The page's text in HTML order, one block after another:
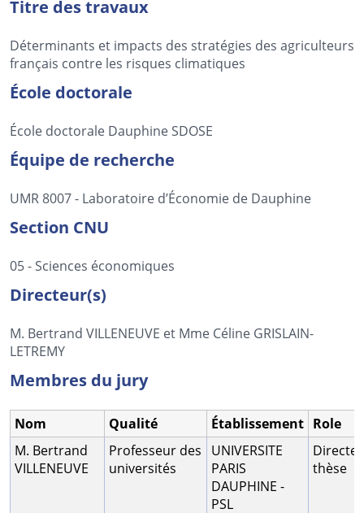
Titre des travaux
Déterminants et impacts des stratégies des agriculteurs
français contre les risques climatiques
École doctorale
École doctorale Dauphine SDOSE
Équipe de recherche
UMR 8007 - Laboratoire d’Économie de Dauphine
Section CNU
05 - Sciences économiques
Directeur(s)
M. Bertrand VILLENEUVE et Mme Céline GRISLAIN-
LETREMY
Membres du jury
Nom Qualité Établissement Role
M. Bertrand
VILLENEUVE
Professeur des
universités
UNIVERSITE
PARIS
DAUPHINE -
PSL
thèse